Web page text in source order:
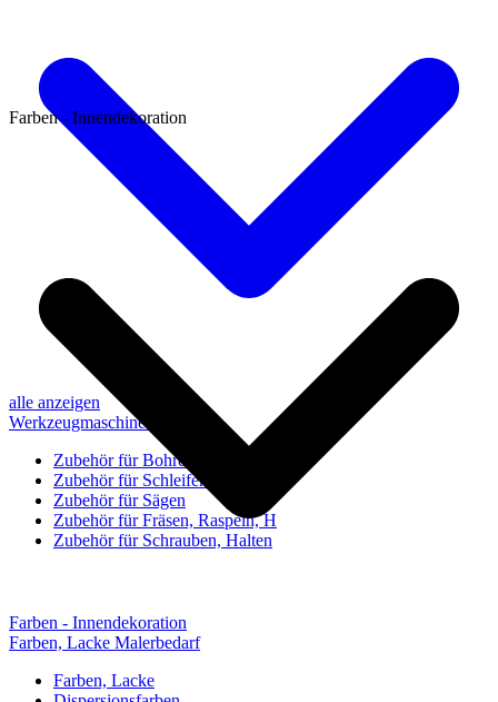
alle anzeigen
Werkzeugmaschinen-Zubehör
Zubehör für Bohren, Bohrhilfen
Zubehör für Schleifen, Poliere
Zubehör für Sägen
Zubehör für Fräsen, Raspeln, H
Zubehör für Schrauben, Halten
Farben - Innendekoration
Farben - Innendekoration
Farben, Lacke Malerbedarf
Farben, Lacke